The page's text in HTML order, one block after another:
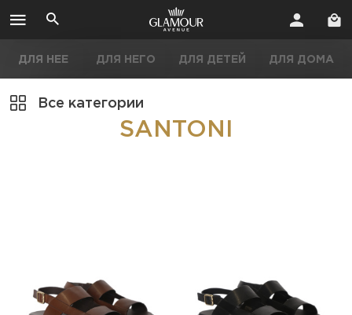
ДЛЯ НЕЕ ДЛЯ НЕГО ДЛЯ ДЕТЕЙ ДЛЯ ДОМА
Все категории
SANTONI